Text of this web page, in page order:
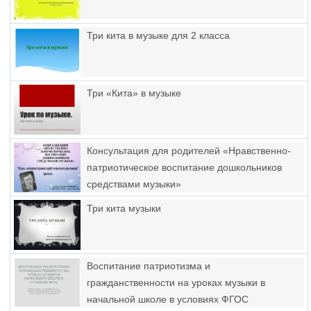
Три кита в музыке для 2 класса
Три «Кита» в музыке
Консультация для родителей «Нравственно-
патриотическое воспитание дошкольников
средствами музыки»
Три кита музыки
Воспитание патриотизма и
гражданственности на уроках музыки в
начальной школе в условиях ФГОС